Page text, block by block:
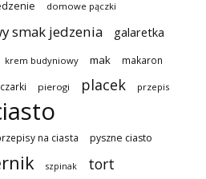
domowe pączki
smak jedzenia galaretka
krem budyniowy mak makaron
pierogi placek przepis
na ciasta pyszne ciasto
szpinak tort